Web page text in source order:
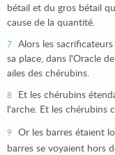
bétail et du gros bétail
cause de la quantité.
7
Alors les
sa place, dans l'Oracle
ailes des chérubins.
8
Et les chérubins
l'arche. Et les chérubins
9 Or les barres étaient
barres se voyaient hors